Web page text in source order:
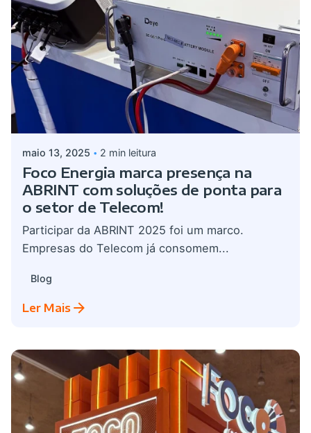
maio 13, 2025 2 min leitura
Foco Energia marca presença na
ABRINT com soluções de ponta para
o setor de Telecom!
Participar da ABRINT 2025 foi um marco.
Empresas do Telecom já consomem...
Blog
Ler Mais